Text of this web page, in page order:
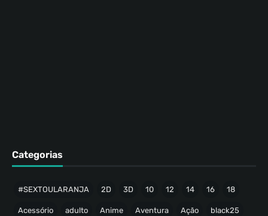
Categorias
#SEXTOULARANJA 2D 3D 10 12 14 16 18
Acessório adulto Anime Aventura Ação black25